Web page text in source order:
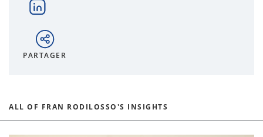
PARTAGER
ALL OF FRAN RODILOSSO'S INSIGHTS